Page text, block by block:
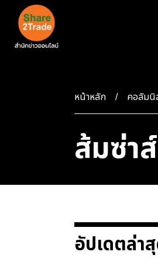
หน้าหลัก คอลัมนิ
ส้มซ่า
อัปเดตล่า